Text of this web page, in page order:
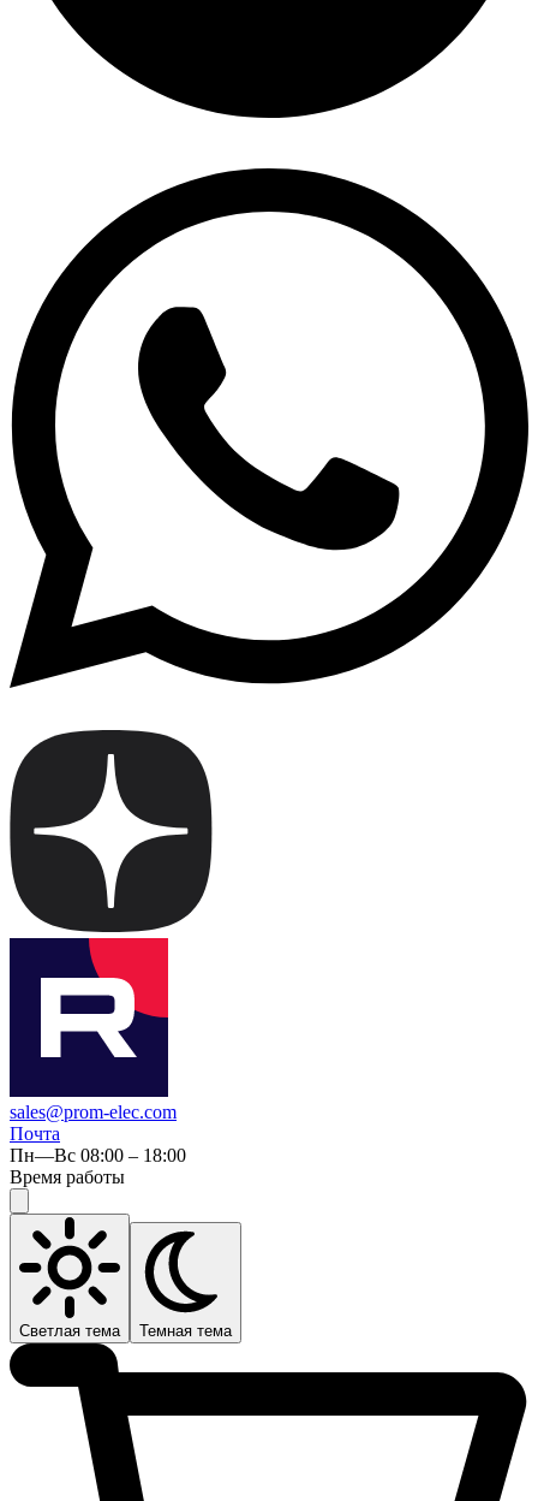
sales@prom-elec.com
Почта
Пн—Вс 08:00 – 18:00
Время работы
Светлая тема Темная тема